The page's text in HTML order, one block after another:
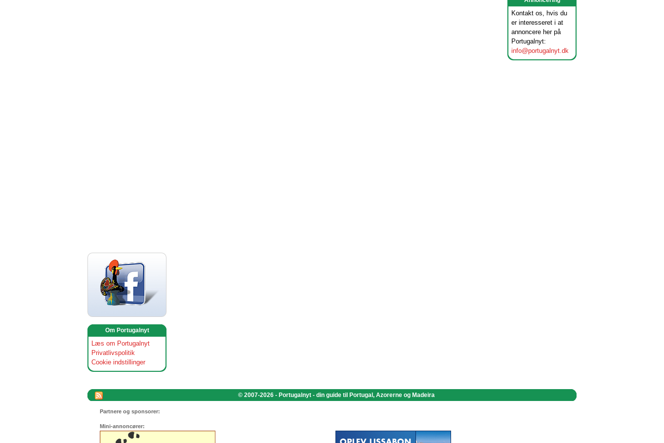
Kontakt os, hvis du
er interesseret i at
annoncere her på
Portugalnyt:
info@portugalnyt.dk
Om Portugalnyt
Læs om Portugalnyt
Privatlivspolitik
Cookie indstillinger
© 2007-2026 - Portugalnyt - din guide til Portugal, Azorerne og Madeira
Partnere og sponsorer:
Mini-annoncører: